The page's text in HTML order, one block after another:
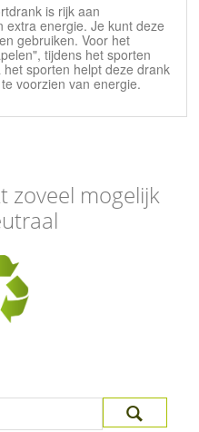
is rijk aan
extra energie. Je kunt deze
gebruiken. Voor het
tijdens het sporten
sporten helpt deze drank
voorzien van energie.
zoveel mogelijk